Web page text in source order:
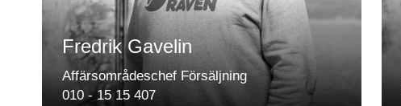
Fredrik Gavelin
Affärsområdeschef Försäljning
010 - 15 15 407